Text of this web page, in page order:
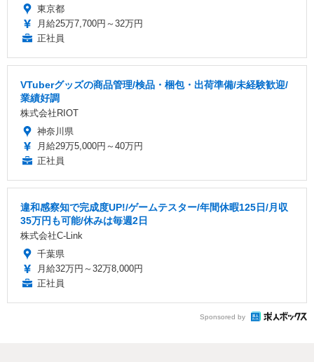
東京都
月給25万7,700円～32万円
正社員
VTuberグッズの商品管理/検品・梱包・出荷準備/未経験歓迎/
業績好調
株式会社RIOT
神奈川県
月給29万5,000円～40万円
正社員
違和感察知で完成度UP!/ゲームテスター/年間休暇125日/月収
35万円も可能/休みは毎週2日
株式会社C-Link
千葉県
月給32万円～32万8,000円
正社員
Sponsored by